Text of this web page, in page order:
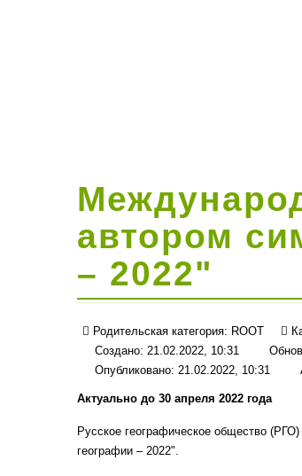
автором
– 2022"
Родительская категория: ROOT
Создано: 21.02.2022, 10:31
Опубликовано: 21.02.2022, 10:31
Актуально до 30 апреля 2022 года
Русское географическое общество
географии – 2022".